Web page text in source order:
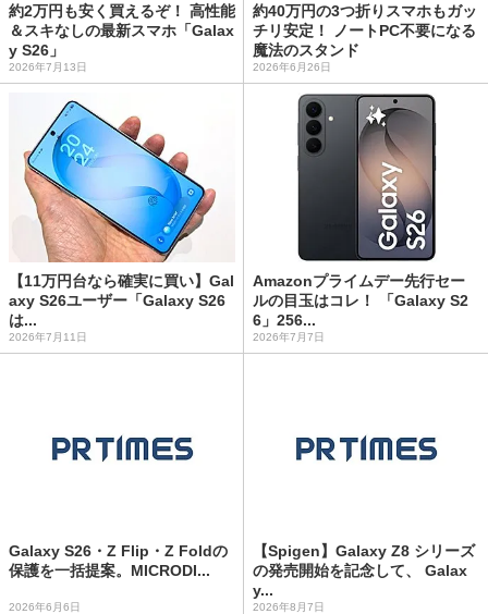
約2万円も安く買えるぞ！ 高性能
＆スキなしの最新スマホ「Galax
y S26」
2026年7月13日
約40万円の3つ折りスマホもガッ
チリ安定！ ノートPC不要になる
魔法のスタンド
2026年6月26日
【11万円台なら確実に買い】Gal
axy S26ユーザー「Galaxy S26
は...
2026年7月11日
Amazonプライムデー先行セー
ルの目玉はコレ！ 「Galaxy S2
6」256...
2026年7月7日
Galaxy S26・Z Flip・Z Foldの
保護を一括提案。MICRODI...
2026年6月6日
【Spigen】Galaxy Z8 シリーズ
の発売開始を記念して、 Galax
y...
2026年8月7日